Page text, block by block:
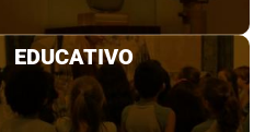
EDUCATIVO